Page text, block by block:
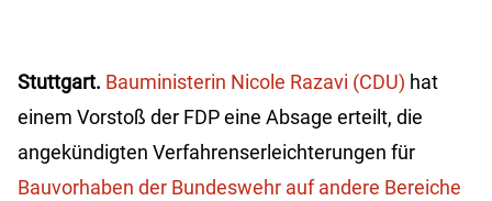
Stuttgart. Bauministerin Nicole Razavi (CDU) hat
einem Vorstoß der FDP eine Absage erteilt, die
angekündigten Verfahrenserleichterungen für
Bauvorhaben der Bundeswehr auf andere Bereiche